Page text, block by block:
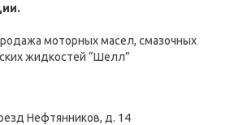
моторных масел, смазочных
жидкостей “Шелл”
Нефтянников, д. 14